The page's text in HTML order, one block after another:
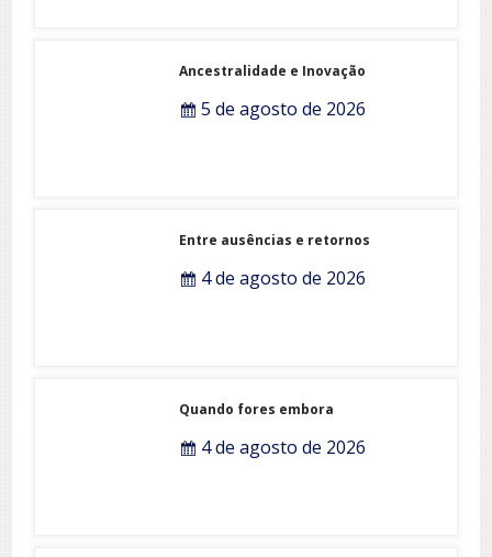
Ancestralidade e Inovação
5 de agosto de 2026
Entre ausências e retornos
4 de agosto de 2026
Quando fores embora
4 de agosto de 2026